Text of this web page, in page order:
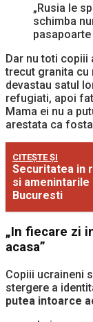
„Rusia le
schimba
Dar nu toti
trecut granita cu
devastau satul
refugiati, apoi
Mama ei nu a
arestata ca
CITEȘTE ȘI
Securitatea in
si amenintarile
Bucuresti
„In fiecare zi
acasa”
Copiii ucraineni
stergere a
putea intoarce